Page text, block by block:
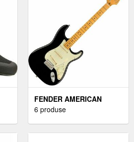
FENDER AMERICAN
PROFESSIONAL II
6 produse